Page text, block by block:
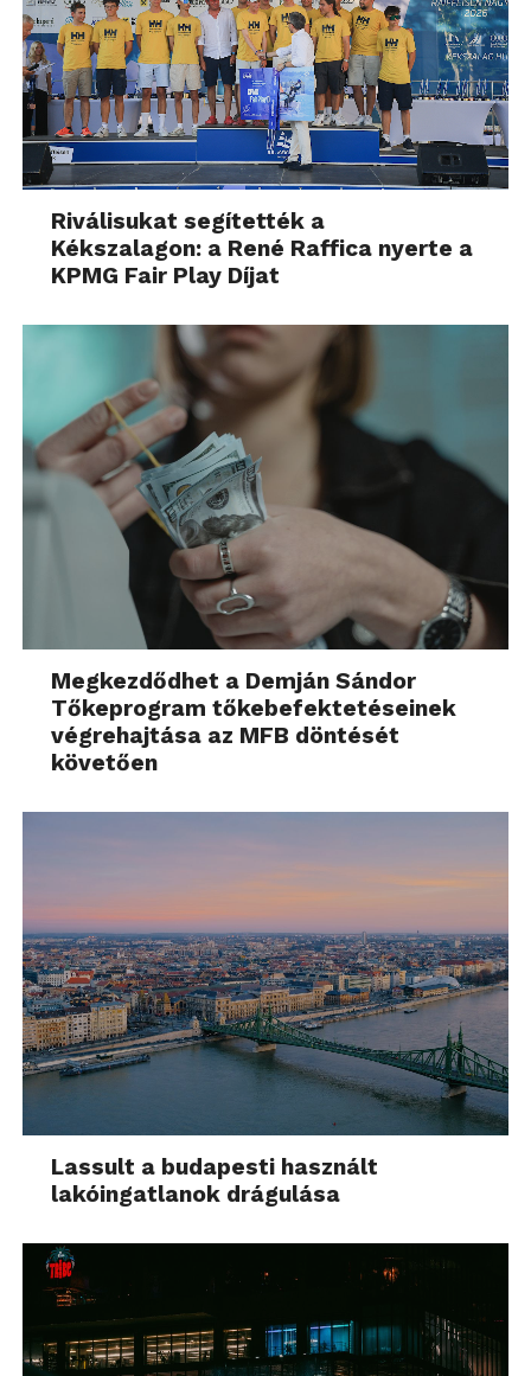
Riválisukat segítették a
Kékszalagon: a René Raffica nyerte a
KPMG Fair Play Díjat
Megkezdődhet a Demján Sándor
Tőkeprogram tőkebefektetéseinek
végrehajtása az MFB döntését
követően
Lassult a budapesti használt
lakóingatlanok drágulása